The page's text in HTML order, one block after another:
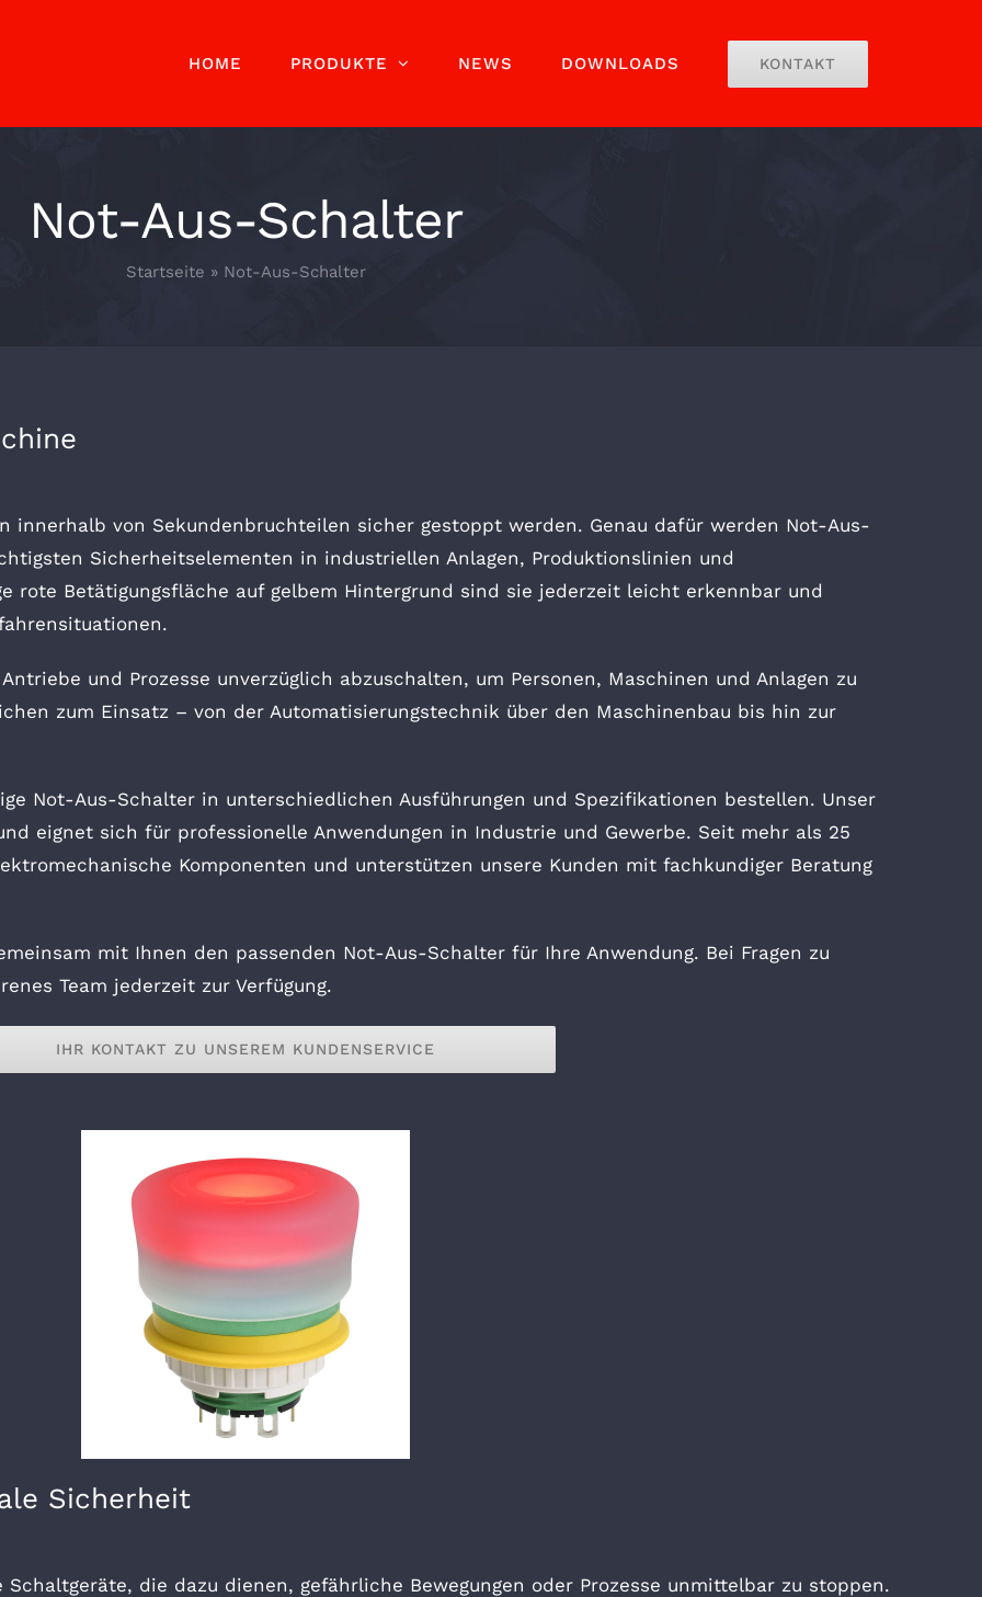
HOME PRODUKTE NEWS DOWNLOADS KONTAKT
Not-Aus-Schalter
Startseite » Not-Aus-Schalter
innerhalb von Sekundenbruchteilen sicher gestoppt werden. Genau dafür werden Not-Aus-
Sicherheitselementen in industriellen Anlagen, Produktionslinien und
rote Betätigungsfläche auf gelbem Hintergrund sind sie jederzeit leicht erkennbar und
und Prozesse unverzüglich abzuschalten, um Personen, Maschinen und Anlagen zu
zum Einsatz – von der Automatisierungstechnik über den Maschinenbau bis hin zur
Not-Aus-Schalter in unterschiedlichen Ausführungen und Spezifikationen bestellen. Unser
eignet sich für professionelle Anwendungen in Industrie und Gewerbe. Seit mehr als 25
Komponenten und unterstützen unsere Kunden mit fachkundiger Beratung
mit Ihnen den passenden Not-Aus-Schalter für Ihre Anwendung. Bei Fragen zu
Team jederzeit zur Verfügung.
IHR KONTAKT ZU UNSEREM KUNDENSERVICE
Sicherheit
die dazu dienen, gefährliche Bewegungen oder Prozesse unmittelbar zu stoppen.